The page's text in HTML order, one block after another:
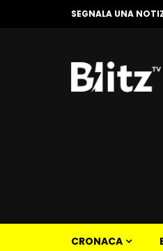
SEGNALA UNA
CRONACA